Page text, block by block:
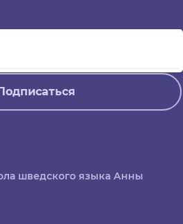
шведского языка Анны